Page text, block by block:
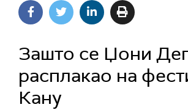
Зашто се Џони
расплакао на
Кану